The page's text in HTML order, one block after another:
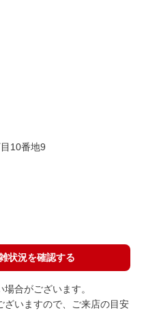
10番地9
状況を確認する
合がございます。
いますので、ご来店の目安